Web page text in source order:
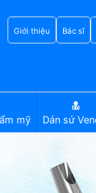
Giới thiệu Bác sĩ
mỹ Dán sứ